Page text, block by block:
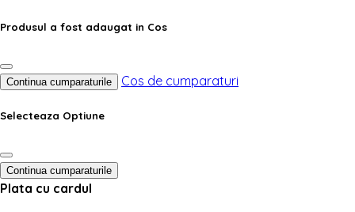
Produsul a fost adaugat in Cos
Continua cumparaturile Cos de cumparaturi
Selecteaza Optiune
Continua cumparaturile
Plata cu cardul